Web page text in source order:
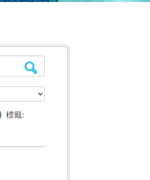
標籤: